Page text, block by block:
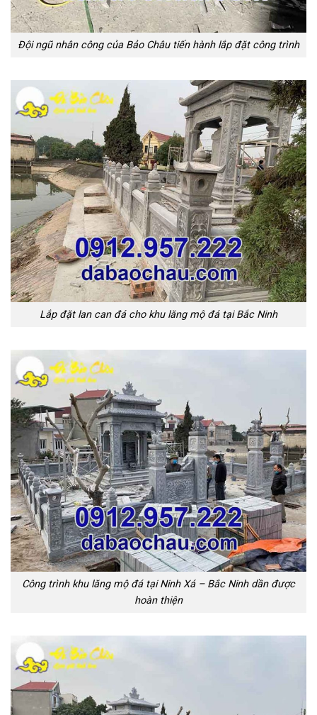
Đội ngũ nhân công của Bảo Châu tiến hành lắp đặt công trình
Lắp đặt lan can đá cho khu lăng mộ đá tại Bắc Ninh
Công trình khu lăng mộ đá tại Ninh Xá – Bắc Ninh dần được
hoàn thiện